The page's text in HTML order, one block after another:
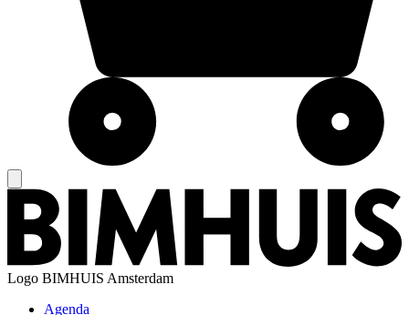
Logo BIMHUIS Amsterdam
Agenda